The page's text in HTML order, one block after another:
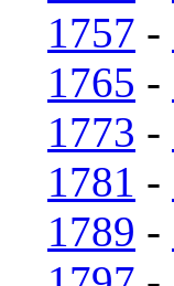
1757 -
1765 -
1773 -
1781 -
1789 -